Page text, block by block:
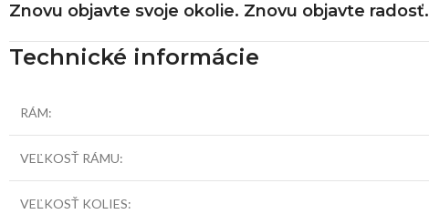
Znovu objavte svoje okolie. Znovu objavte radosť.
Technické informácie
RÁM:
VEĽKOSŤ RÁMU:
VEĽKOSŤ KOLIES: